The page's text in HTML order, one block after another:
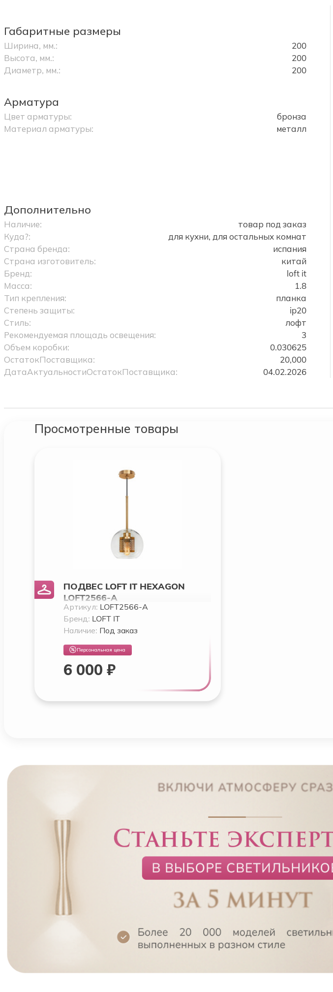
Габаритные размеры
Ширина, мм.:
200
Высота, мм.:
200
Диаметр, мм.:
200
Арматура
Цвет арматуры:
бронза
Материал арматуры:
металл
Дополнительно
Наличие:
товар под заказ
Куда?:
для кухни, для остальных комнат
Страна бренда:
испания
Страна изготовитель:
китай
Бренд:
loft it
Масса:
1.8
Тип крепления:
планка
Степень защиты:
ip20
Стиль:
лофт
Рекомендуемая площадь освещения:
3
Объем коробки:
0.030625
ОстатокПоставщика:
20,000
ДатаАктуальностиОстатокПоставщика:
04.02.2026
Просмотренные товары
ПОДВЕС LOFT IT HEXAGON
LOFT2566-A
Артикул: LOFT2566-A
Бренд: LOFT IT
Наличие: Под заказ
Персональная цена
6 000 ₽